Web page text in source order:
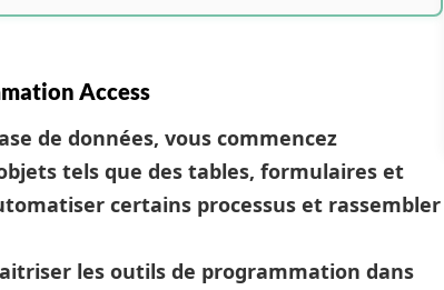
Access
de données, vous commencez
tels que des tables, formulaires et
certains processus et rassembler
les outils de programmation dans